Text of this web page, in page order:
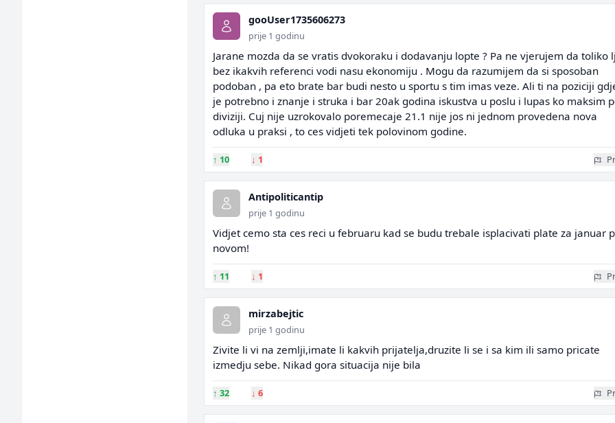
gooUser1735606273
prije 1 godinu
Jarane mozda da se vratis dvokoraku i dodavanju lopte ? Pa ne vjerujem da toliko
bez ikakvih referenci vodi nasu ekonomiju . Mogu da razumijem da si sposoban
podoban , pa eto brate bar budi nesto u sportu s tim imas veze. Ali ti na poziciji
je potrebno i znanje i struka i bar 20ak godina iskustva u poslu i lupas ko maksim
diviziji. Cuj nije uzrokovalo poremecaje 21.1 nije jos ni jednom provedena nova
odluka u praksi , to ces vidjeti tek polovinom godine.
↑ 10 ↓ 1
Antipoliticantip
prije 1 godinu
Vidjet cemo sta ces reci u februaru kad se budu trebale isplacivati plate za januar
novom!
↑ 11 ↓ 1
mirzabejtic
prije 1 godinu
Zivite li vi na zemlji,imate li kakvih prijatelja,druzite li se i sa kim ili samo pricate
izmedju sebe. Nikad gora situacija nije bila
↑ 32 ↓ 6